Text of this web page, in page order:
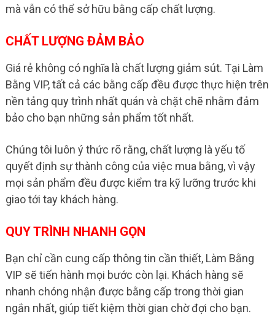
mà vẫn có thể sở hữu bằng cấp chất lượng.
CHẤT LƯỢNG ĐẢM BẢO
Giá rẻ không có nghĩa là chất lượng giảm sút. Tại Làm
Bằng VIP, tất cả các bằng cấp đều được thực hiện trên
nền tảng quy trình nhất quán và chặt chẽ nhằm đảm
bảo cho bạn những sản phẩm tốt nhất.
Chúng tôi luôn ý thức rõ rằng, chất lượng là yếu tố
quyết định sự thành công của việc mua bằng, vì vậy
mọi sản phẩm đều được kiểm tra kỹ lưỡng trước khi
giao tới tay khách hàng.
QUY TRÌNH NHANH GỌN
Bạn chỉ cần cung cấp thông tin cần thiết, Làm Bằng
VIP sẽ tiến hành mọi bước còn lại. Khách hàng sẽ
nhanh chóng nhận được bằng cấp trong thời gian
ngắn nhất, giúp tiết kiệm thời gian chờ đợi cho bạn.